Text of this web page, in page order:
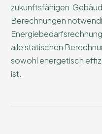
zukunftsfähigen
Berechnungen
alle statischen
sowohl energetisch
ist.